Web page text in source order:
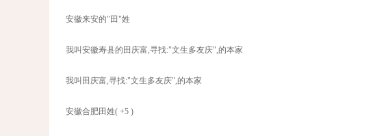
安徽来安的"田"姓
我叫安徽寿县的田庆富,寻找:"文生多友庆",的本家
我叫田庆富,寻找:"文生多友庆",的本家
安徽合肥田姓( +5 )